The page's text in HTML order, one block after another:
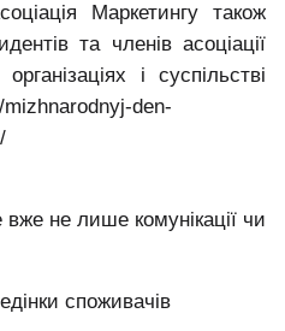
Маркетингу також
та членів асоціації
і суспільстві
den-
не лише комунікації чи
споживачів